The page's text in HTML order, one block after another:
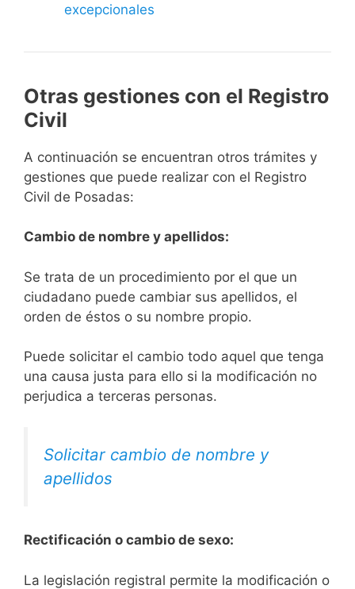
excepcionales
Otras gestiones con el Registro
Civil
A continuación se encuentran otros trámites y
gestiones que puede realizar con el Registro
Civil de Posadas:
Cambio de nombre y apellidos:
Se trata de un procedimiento por el que un
ciudadano puede cambiar sus apellidos, el
orden de éstos o su nombre propio.
Puede solicitar el cambio todo aquel que tenga
una causa justa para ello si la modificación no
perjudica a terceras personas.
Solicitar cambio de nombre y
apellidos
Rectificación o cambio de sexo:
La legislación registral permite la modificación o